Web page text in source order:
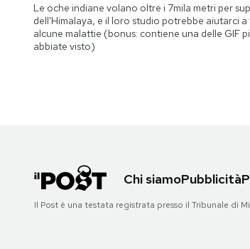
Le oche indiane volano oltre i 7mila metri per
dell'Himalaya, e il loro studio potrebbe aiutarci
alcune malattie (bonus: contiene una delle GIF
abbiate visto)
Chi siamoPubblicità
Il Post è una testata registrata presso il Tribunale di